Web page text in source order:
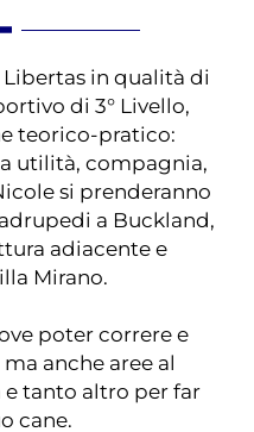
in qualità di
di 3° Livello,
teorico-pratico:
utilità, compagnia,
si prenderanno
a Buckland,
adiacente e
Mirano.
poter correre e
anche aree al
tanto altro per far
cane.